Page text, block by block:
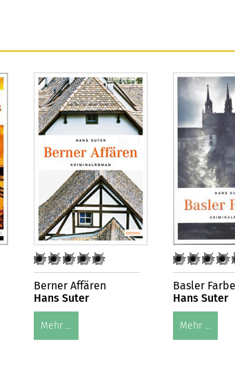
Berner Affären
Hans Suter
Mehr ...
Basler
Hans Suter
Mehr ...